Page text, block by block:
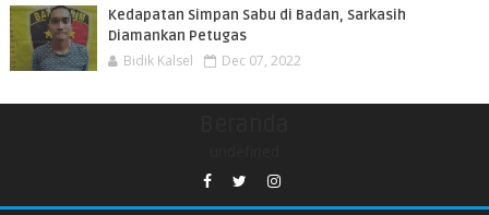
Kedapatan Simpan Sabu di Badan, Sarkasih
Diamankan Petugas
Bidik Kalsel Dec 07, 2022